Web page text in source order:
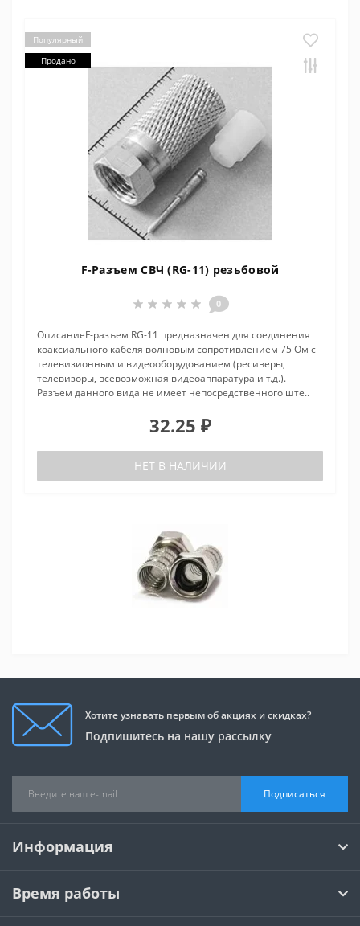
Популярный
Продано
F-Разъем СВЧ (RG-11) резьбовой
0
ОписаниеF-разъем RG-11 предназначен для соединения
коаксиального кабеля волновым сопротивлением 75 Ом с
телевизионным и видеооборудованием (ресиверы,
телевизоры, всевозможная видеоаппаратура и т.д.).
Разъем данного вида не имеет непосредственного ште..
32.25 ₽
НЕТ В НАЛИЧИИ
Хотите узнавать первым об акциях и скидках?
Подпишитесь на нашу рассылку
Подписаться
Информация
Время работы